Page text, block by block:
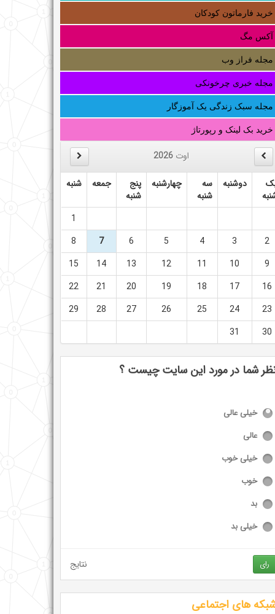
خرید فارماتون کودکان
آکس مگ
مجله فراز وب
مجله خبری چرخونکی
مجله سبک زندگی یک آموزگار
خرید بک لینک و رپورتاژ
اوت 2026
دوشنبه
سه
شنبه
چهارشنبه
پنج
شنبه
جمعه شنبه
1
2
3
4
5
6
7
8
9
10
11
12
13
14
15
16
17
18
19
20
21
22
23
24
25
26
27
28
29
30
31
شما در مورد این سایت چیست ؟
خیلی عالی
عالی
خیلی خوب
خوب
بد
خیلی بد
رای نتایج
های اجتماعی